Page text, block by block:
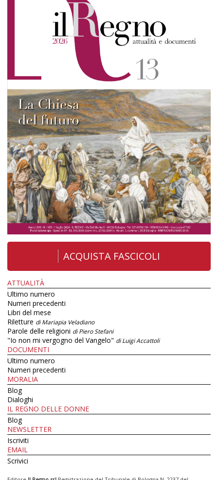
ACQUISTA FASCICOLI
ATTUALITÀ
Ultimo numero
Numeri precedenti
Libri del mese
Riletture di Mariapia Veladiano
Parole delle religioni di Piero Stefani
"Io non mi vergogno del Vangelo" di Luigi Accattoli
DOCUMENTI
Ultimo numero
Numeri precedenti
MORALIA
Blog
Dialoghi
IL REGNO DELLE DONNE
Blog
NEWSLETTER
Iscriviti
EMAIL
Scrivici